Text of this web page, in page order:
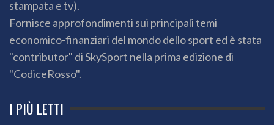
stampata e tv).
Fornisce approfondimenti sui principali temi
economico-finanziari del mondo dello sport ed è stata
"contributor" di SkySport nella prima edizione di
"CodiceRosso".
I PIÙ LETTI